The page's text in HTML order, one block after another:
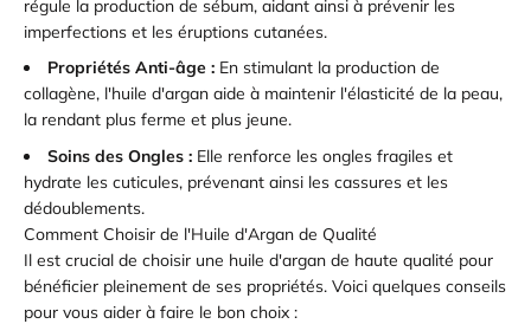
régule la production de sébum, aidant ainsi à prévenir les
imperfections et les éruptions cutanées.
Propriétés Anti-âge : En stimulant la production de
collagène, l'huile d'argan aide à maintenir l'élasticité de la peau,
la rendant plus ferme et plus jeune.
Soins des Ongles : Elle renforce les ongles fragiles et
hydrate les cuticules, prévenant ainsi les cassures et les
dédoublements.
Comment Choisir de l'Huile d'Argan de Qualité
Il est crucial de choisir une huile d'argan de haute qualité pour
bénéficier pleinement de ses propriétés. Voici quelques conseils
pour vous aider à faire le bon choix :